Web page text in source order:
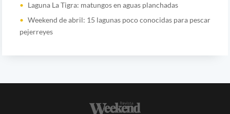
Laguna La Tigra: matungos en aguas planchadas
Weekend de abril: 15 lagunas poco conocidas para pescar
pejerreyes